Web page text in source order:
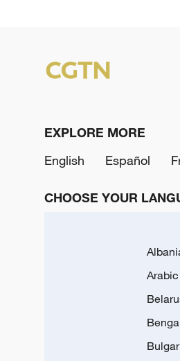
EXPLORE MORE
English
Español
CHOOSE YOUR
Arabic